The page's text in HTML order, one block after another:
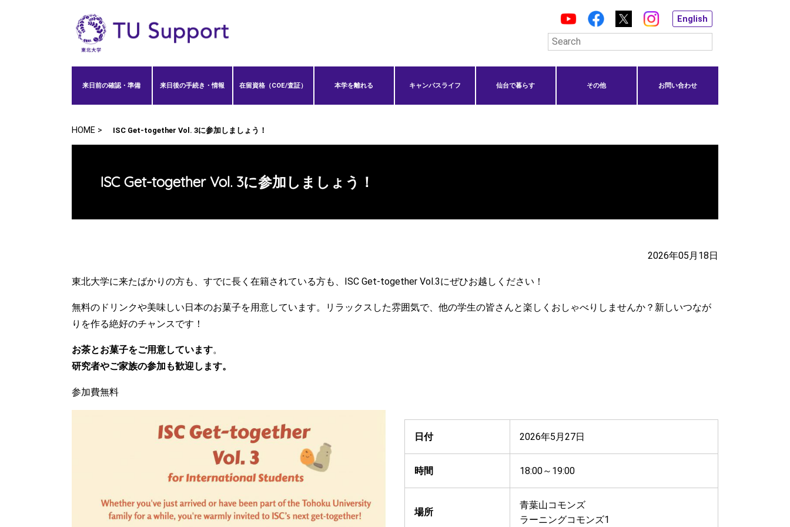
English
来日前の確認・準備 来日後の手続き・情報 在留資格（COE/査証） 本学を離れる キャンパスライフ 仙台で暮らす その他 お問い合わせ
HOME > ISC Get-together Vol. 3に参加しましょう！
ISC Get-together Vol. 3に参加しましょう！
2026年05月18日
東北大学に来たばかりの方も、すでに長く在籍されている方も、ISC Get-together Vol.3にぜひお越しください！
無料のドリンクや美味しい日本のお菓子を用意しています。リラックスした雰囲気で、他の学生の皆さんと楽しくおしゃべりしませんか？新しいつなが
りを作る絶好のチャンスです！
お茶とお菓子をご用意しています。
研究者やご家族の参加も歓迎します。
参加費無料
日付 2026年5月27日
時間 18:00～19:00
場所
青葉山コモンズ
ラーニングコモンズ1